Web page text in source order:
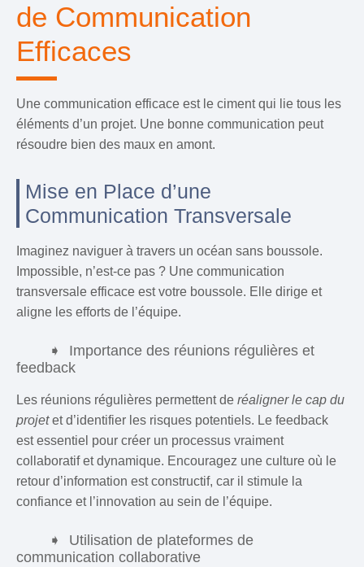
de Communication
Efficaces
Une communication efficace est le ciment qui lie tous les
éléments d’un projet. Une bonne communication peut
résoudre bien des maux en amont.
Mise en Place d’une
Communication Transversale
Imaginez naviguer à travers un océan sans boussole.
Impossible, n’est-ce pas ? Une communication
transversale efficace est votre boussole. Elle dirige et
aligne les efforts de l’équipe.
Importance des réunions régulières et
feedback
Les réunions régulières permettent de réaligner le cap du
projetet d’identifier les risques potentiels. Le feedback
est essentiel pour créer un processus vraiment
collaboratif et dynamique. Encouragez une culture où le
retour d’information est constructif, car il stimule la
confiance et l’innovation au sein de l’équipe.
Utilisation de plateformes de
communication collaborative